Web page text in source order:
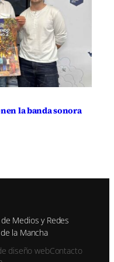
la banda sonora
Medios y Redes
la Mancha
diseño webContacto